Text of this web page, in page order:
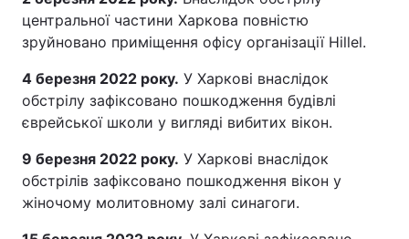
центральної частини Харкова повністю
зруйновано приміщення офісу організації Hillel.
4 березня 2022 року. У Харкові внаслідок
обстрілу зафіксовано пошкодження будівлі
єврейської школи у вигляді вибитих вікон.
9 березня 2022 року. У Харкові внаслідок
обстрілів зафіксовано пошкодження вікон у
жіночому молитовному залі синагоги.